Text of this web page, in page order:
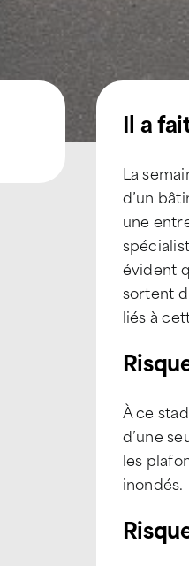
Il a
La
d’un
une
évident
sortent
liés à
À ce
d’une
les
inondés.